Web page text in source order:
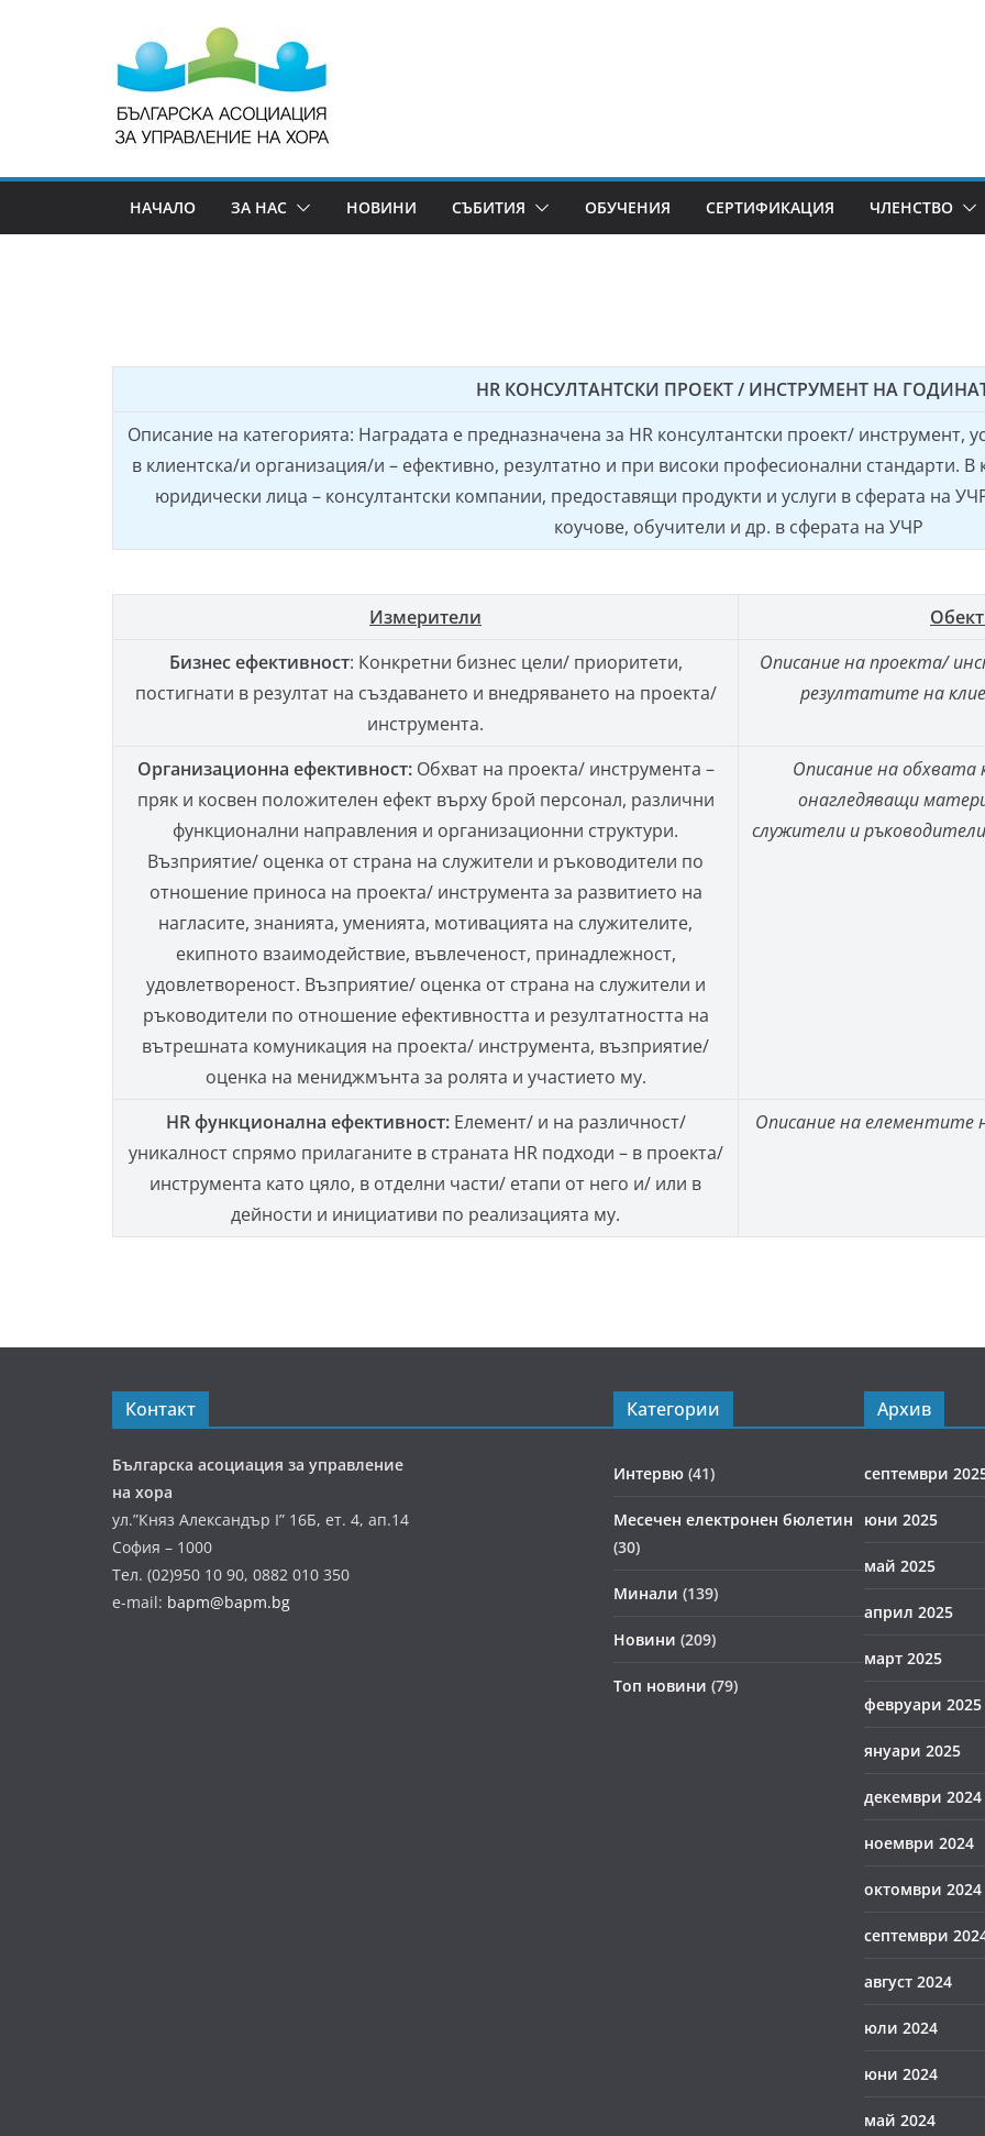
НАЧАЛО ЗА НАС НОВИНИ СЪБИТИЯ ОБУЧЕНИЯ СЕРТИФИКАЦИЯ ЧЛЕНСТВО
HR КОНСУЛТАНТСКИ ПРОЕКТ / ИНСТРУМЕНТ НА
Описание на категорията: Наградата е предназначена за HR консултантски проект/ инструмент,
в клиентска/и организация/и – ефективно, резултатно и при високи професионални стандарти. В
юридически лица – консултантски компании, предоставящи продукти и услуги в сферата на
коучове, обучители и др. в сферата на УЧР
Измерители
Бизнес ефективност: Конкретни бизнес цели/ приоритети,
постигнати в резултат на създаването и внедряването на проекта/
инструмента.
Описание на проекта/
резултатите на
Организационна ефективност:Обхват на проекта/ инструмента –
пряк и косвен положителeн ефект върху брой персонал, различни
функционални направления и организационни структури.
Възприятие/ оценка от страна на служители и ръководители по
отношение приноса на проекта/ инструмента за развитието на
нагласите, знанията, уменията, мотивацията на служителите,
екипното взаимодействие, въвлеченост, принадлежност,
удовлетвореност. Възприятие/ оценка от страна на служители и
ръководители по отношение ефективността и резултатността на
вътрешната комуникация на проекта/ инструмента, възприятие/
оценка на мениджмънта за ролята и участието му.
Описание на обхвата
онагледяващи
служители и
HR функционална ефективност:Елемент/ и на различност/
уникалност спрямо прилаганите в страната HR подходи – в проекта/
инструмента като цяло, в отделни части/ етапи от него и/ или в
дейности и инициативи по реализацията му.
Описание на елементите
Контакт
Българска асоциация за управление
на хора
ул.”Княз Александър І” 16Б, ет. 4, ап.14
София – 1000
Тел. (02)950 10 90, 0882 010 350
e-mail: bapm@bapm.bg
Категории
Интервю (41)
Месечен електронен бюлетин
(30)
Минали (139)
Новини (209)
Топ новини (79)
Архив
септември
юни 2025
май 2025
април 2025
март 2025
февруари 2025
януари 2025
декември 2024
ноември 2024
октомври 2024
септември
август 2024
юли 2024
юни 2024
май 2024